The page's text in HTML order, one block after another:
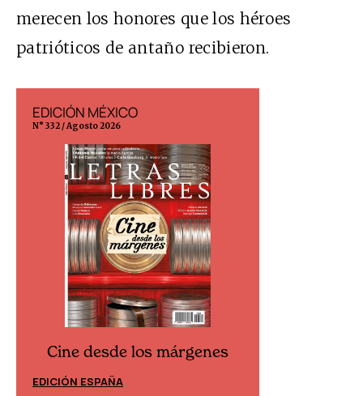
merecen los honores que los héroes
patrióticos de antaño recibieron.
EDICIÓN MÉXICO
N° 332 / Agosto 2026
Cine desde los márgenes
EDICIÓN ESPAÑA